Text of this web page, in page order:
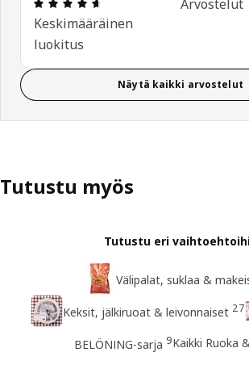
Keskimääräinen
luokitus
Arvostelut
Näytä kaikki arvostelut
Tutustu myös
Tutustu eri
Välipalat, suklaa &
Keksit, jälkiruoat & leivonnaiset 27
BELÖNING-sarja 9Kaikki Ruoka